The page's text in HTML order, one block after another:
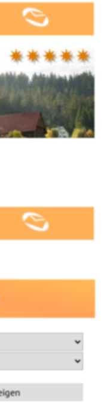
✷✷✷✷✷